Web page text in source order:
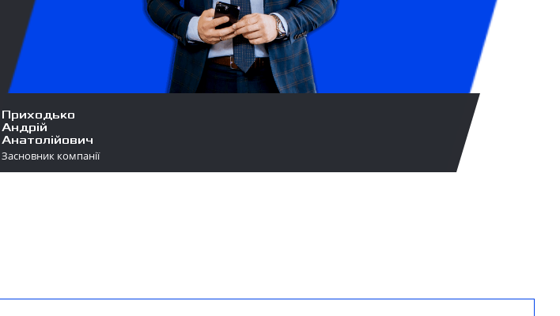
Приходько
Андрій
Анатолійович
Засновник компанії